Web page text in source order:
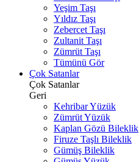
Yeşim Taşı
Yıldız Taşı
Zebercet Taşı
Zultanit Taşı
Zümrüt Taşı
Tümünü Gör
Çok Satanlar
Çok Satanlar
Geri
Kehribar Yüzük
Zümrüt Yüzük
Kaplan Gözü Bileklik
Firuze Taşlı Bileklik
Gümüş Bileklik